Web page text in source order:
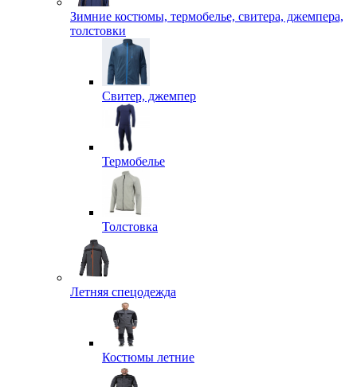
Зимние костюмы, термобелье, свитера, джемпера,
толстовки
Свитер, джемпер
Термобелье
Толстовка
Летняя спецодежда
Костюмы летние